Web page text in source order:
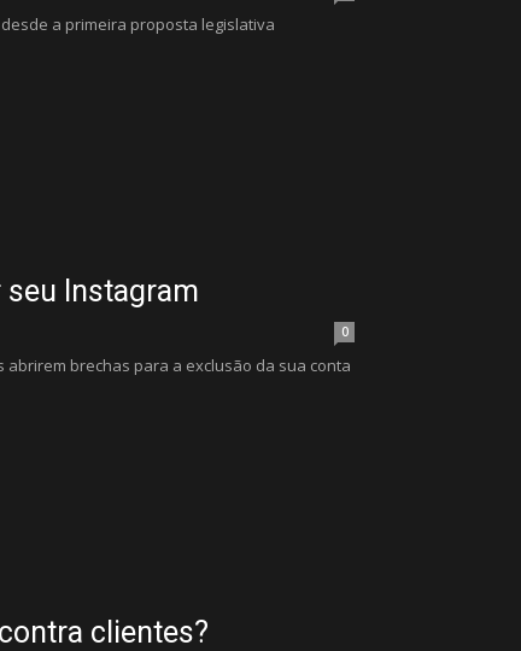
a primeira proposta legislativa
seu Instagram
0
brechas para a exclusão da sua conta
clientes?